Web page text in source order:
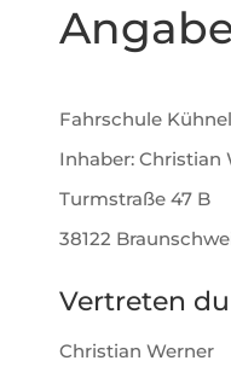
Fahrschule Kühnel
Inhaber: Christian
Turmstraße 47 B
38122
Vertreten
Christian Werner